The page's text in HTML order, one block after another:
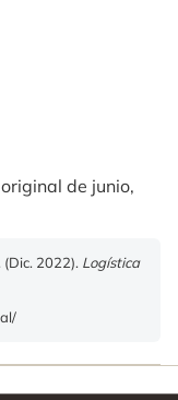
de junio,
(Dic. 2022). Logística